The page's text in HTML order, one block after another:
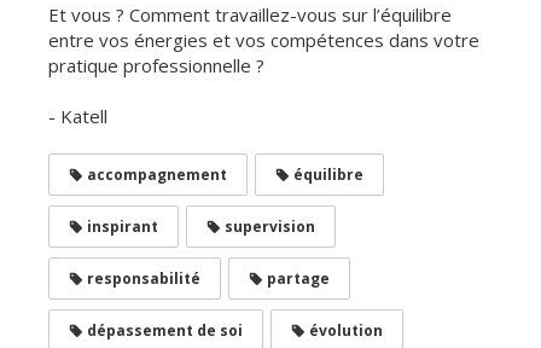
Et vous ? Comment travaillez-vous sur l’équilibre
entre vos énergies et vos compétences dans votre
pratique professionnelle ?
- Katell
accompagnement équilibre
inspirant supervision
responsabilité partage
dépassement de soi évolution